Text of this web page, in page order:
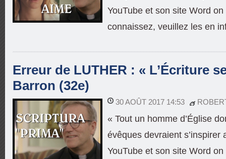
YouTube et son site Word
connaissez, veuillez les en
Erreur de LUTHER : « L’Écriture
Barron (32e)
30 AOÛT 2017 14:53
« Tout un homme d’Église
évêques devraient s’inspirer
YouTube et son site Word